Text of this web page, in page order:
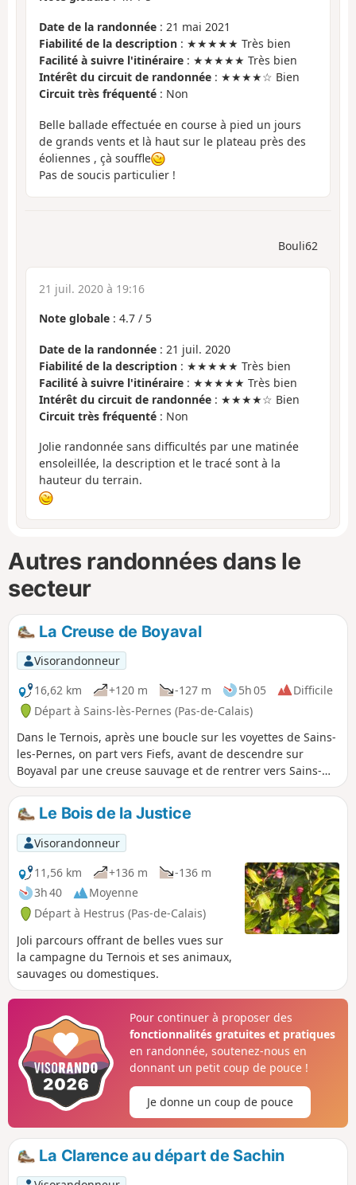
Date de la randonnée : 21 mai 2021
Fiabilité de la description : ★★★★★ Très bien
Facilité à suivre l'itinéraire : ★★★★★ Très bien
Intérêt du circuit de randonnée : ★★★★☆ Bien
Circuit très fréquenté : Non
Belle ballade effectuée en course à pied un jours
de grands vents et là haut sur le plateau près des
éoliennes , çà souffle
Pas de soucis particulier !
Bouli62
21 juil. 2020 à 19:16
Note globale : 4.7 / 5
Date de la randonnée : 21 juil. 2020
Fiabilité de la description : ★★★★★ Très bien
Facilité à suivre l'itinéraire : ★★★★★ Très bien
Intérêt du circuit de randonnée : ★★★★☆ Bien
Circuit très fréquenté : Non
Jolie randonnée sans difficultés par une matinée
ensoleillée, la description et le tracé sont à la
hauteur du terrain.
Autres randonnées dans le
secteur
La Creuse de Boyaval
Visorandonneur
16,62 km
+120 m -127 m 5h 05
Difficile
Départ à Sains-lès-Pernes (Pas-de-Calais)
Dans le Ternois, après une boucle sur les voyettes de Sains-
les-Pernes, on part vers Fiefs, avant de descendre sur
Boyaval par une creuse sauvage et de rentrer vers Sains-
les-Pernes par le Chemin Vert qui mériterait d'être
régulièrement entretenu. Privilégier une période sèche,
certaines portions sont difficiles. C'est un parcours difficile
car les chemins sont piégeux et il faut être vigilant pour ne
pas rater les entrées de certaines sentes.
Le Bois de la Justice
Visorandonneur
11,56 km
+136 m
-136 m
3h 40
Moyenne
Départ à Hestrus (Pas-de-Calais)
Joli parcours offrant de belles vues sur
la campagne du Ternois et ses animaux,
sauvages ou domestiques.
Pour continuer à proposer des
fonctionnalités gratuites et pratiques
en randonnée, soutenez-nous en
donnant un petit coup de pouce !
Je donne un coup de pouce
La Clarence au départ de Sachin